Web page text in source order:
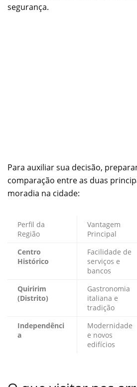
segurança.
Para auxiliar sua decisão,
comparação entre as duas
moradia na cidade:
Perfil da
Região
Vantagem
Principal
Centro
Histórico
Facilidade de
serviços e
bancos
Quiririm
(Distrito)
Gastronomia
italiana e
tradição
Independênci
a
Modernidade
e novos
edifícios